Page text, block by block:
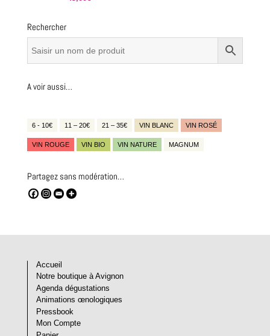
Rechercher
A voir aussi…
6 - 10€ 11 – 20€ 21 – 35€ VIN BLANC VIN ROSÉ
VIN ROUGE VIN BIO VIN NATURE MAGNUM
Partagez sans modération…
Accueil
Notre boutique à Avignon
Agenda dégustations
Animations œnologiques
Pressbook
Mon Compte